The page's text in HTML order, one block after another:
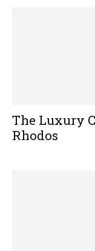
The Luxury
Rhodos